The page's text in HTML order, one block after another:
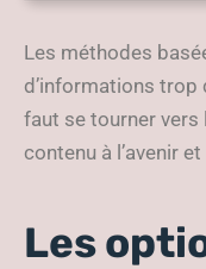
Les méthodes
d’informations trop
faut se tourner vers
contenu à l’avenir
Les